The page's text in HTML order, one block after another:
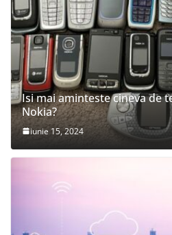
Isi mai aminteste cineva de
Nokia?
iunie 15, 2024